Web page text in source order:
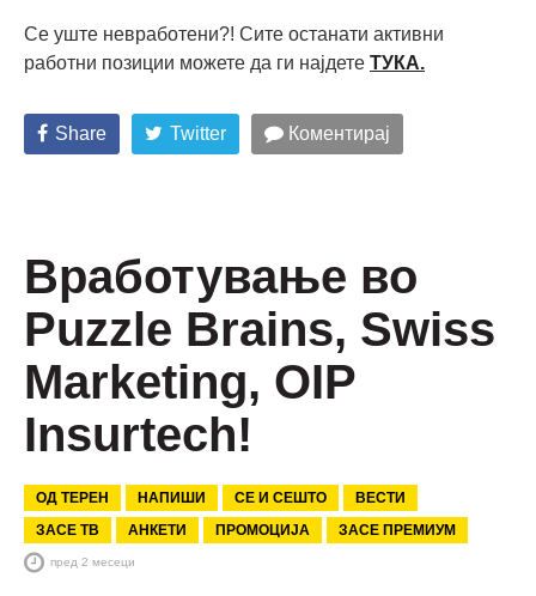
Се уште невработени?! Сите останати активни
работни позиции можете да ги најдете ТУКА.
Share Twitter Коментирај
Вработување во
Puzzle Brains, Swiss
Marketing, OIP
Insurtech!
ОД ТЕРЕН НАПИШИ СЕ И СЕШТО
ВЕСТИ
ЗАСЕ ТВ
АНКЕТИ ПРОМОЦИЈА ЗАСЕ ПРЕМИУМ
пред 2 месеци